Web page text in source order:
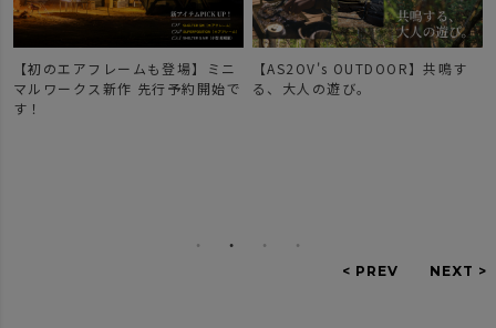
【初のエアフレームも登場】ミニ
マルワークス新作 先行予約開始で
す！
【AS2OV's OUTDOOR】共鳴す
る、大人の遊び。